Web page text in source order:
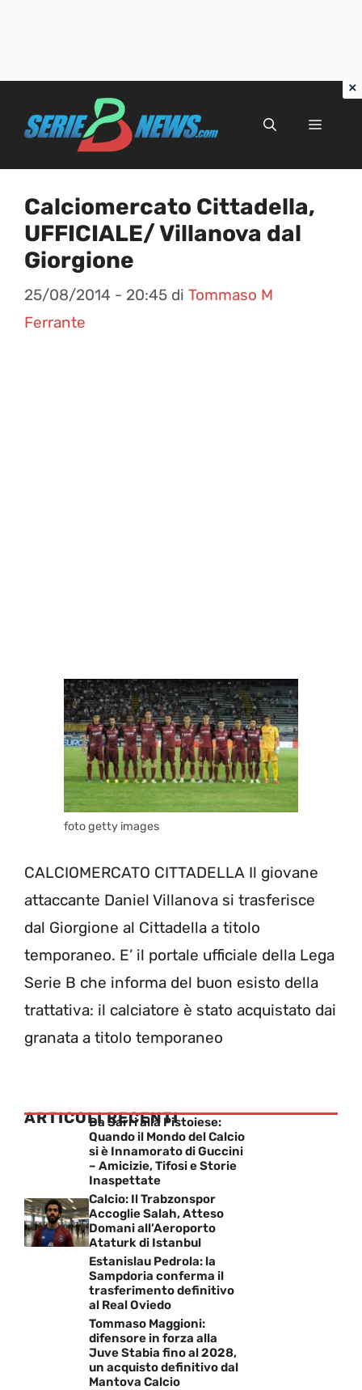
Menu
Calciomercato Cittadella,
UFFICIALE/ Villanova dal
Giorgione
25/08/2014 - 20:45 di Tommaso M
Ferrante
foto getty images
CALCIOMERCATO CITTADELLA Il giovane
attaccante Daniel Villanova si trasferisce
dal Giorgione al Cittadella a titolo
temporaneo. E’ il portale ufficiale della Lega
Serie B che informa del buon esisto della
trattativa: il calciatore è stato acquistato dai
granata a titolo temporaneo
ARTICOLI RECENTI
Da Sarri alla Pistoiese:
Quando il Mondo del Calcio
si è Innamorato di Guccini
– Amicizie, Tifosi e Storie
Inaspettate
Calcio: Il Trabzonspor
Accoglie Salah, Atteso
Domani all’Aeroporto
Ataturk di Istanbul
Estanislau Pedrola: la
Sampdoria conferma il
trasferimento definitivo
al Real Oviedo
Tommaso Maggioni:
difensore in forza alla
Juve Stabia fino al 2028,
un acquisto definitivo dal
Mantova Calcio